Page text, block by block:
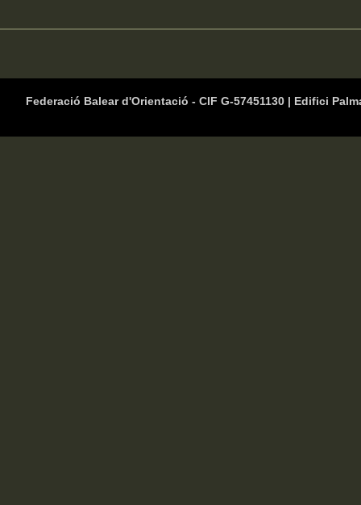
Federació Balear d'Orientació - CIF G-57451130 | Edifici